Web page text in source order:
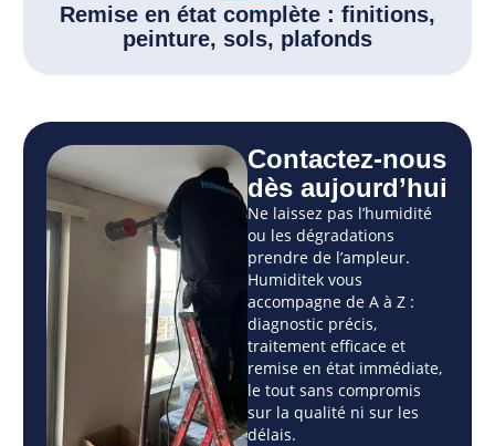
Remise en état complète : finitions,
peinture, sols, plafonds
Contactez-nous
dès aujourd’hui
Ne laissez pas l’humidité
ou les dégradations
prendre de l’ampleur.
Humiditek vous
accompagne de A à Z :
diagnostic précis,
traitement efficace et
remise en état immédiate,
le tout sans compromis
sur la qualité ni sur les
délais.